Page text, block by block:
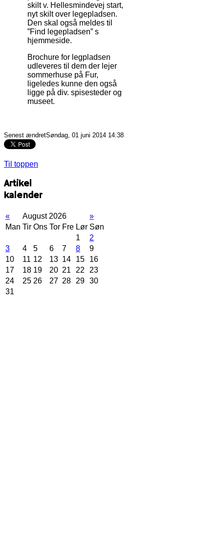
skilt v. Hellesmindevej start,
nyt skilt over legepladsen.
Den skal også meldes til
”Find legepladsen” s
hjemmeside.
Brochure for legpladsen
udleveres til dem der lejer
sommerhuse på Fur,
ligeledes kunne den også
ligge på div. spisesteder og
museet.
Senest ændretSøndag, 01 juni 2014 14:38
Til toppen
Artikel
kalender
« August 2026
»
Man Tir Ons Tor Fre Lør Søn
1
2
3
4 5 6 7 8
9
10
11 12 13 14 15
16
17
18 19 20 21 22
23
24
25 26 27 28 29 30
31